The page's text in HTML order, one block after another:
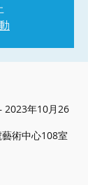
2023年10月26
術中心108室